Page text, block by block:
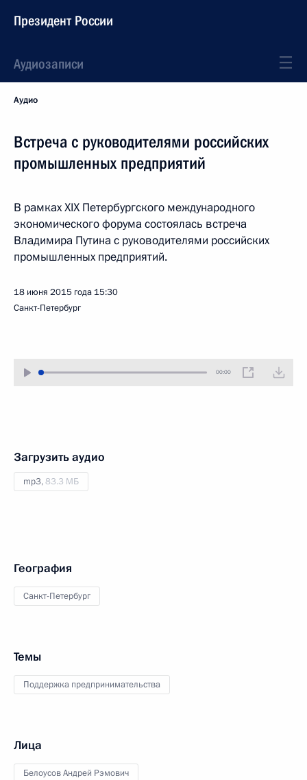
Президент России
Аудиозаписи
Аудио
Встреча с руководителями российских
промышленных предприятий
В рамках XIX Петербургского международного
экономического форума состоялась встреча
Владимира Путина с руководителями российских
промышленных предприятий.
18 июня 2015 года 15:30
Санкт-Петербург
00:00
Загрузить аудио
mp3,83.3 МБ
География
Санкт-Петербург
Темы
Поддержка предпринимательства
Лица
Белоусов Андрей Рэмович